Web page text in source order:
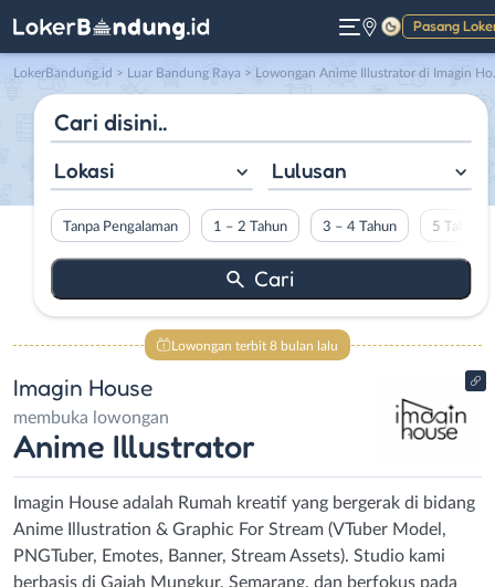
Pasang
Gelap
LokerBandung.id > Luar Bandung Raya > Lowongan Anime Illustrator di Imagin House
Lokasi Lulusan
Tanpa Pengalaman 1 – 2 Tahun 3 – 4 Tahun 5 Tahun
Lowongan terbit 8 bulan lalu
Imagin House
membuka lowongan
Anime Illustrator
Imagin House adalah Rumah kreatif yang bergerak di bidang
Anime Illustration & Graphic For Stream (VTuber Model,
PNGTuber, Emotes, Banner, Stream Assets). Studio kami
berbasis di Gajah Mungkur, Semarang, dan berfokus pada